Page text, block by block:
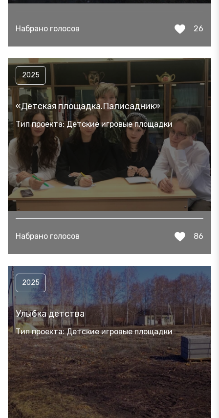
Набрано голосов 26
2025
«Детская площадка.Палисадник»
Тип проекта: Детские игровые площадки
Набрано голосов 86
2025
Улыбка детства
Тип проекта: Детские игровые площадки